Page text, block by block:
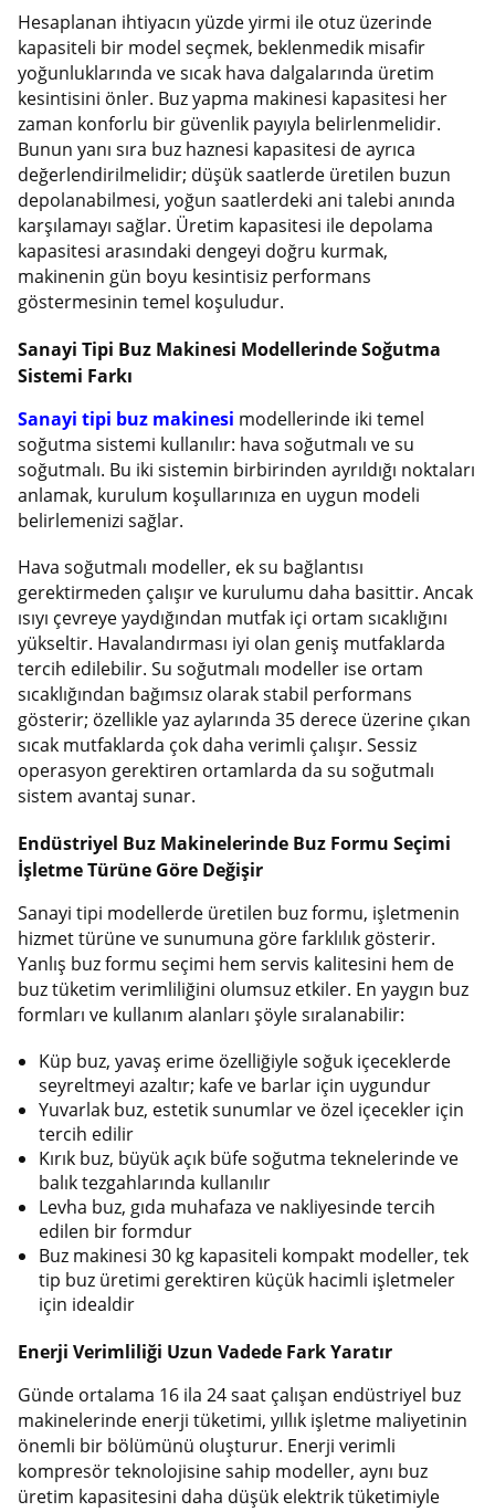
Hesaplanan ihtiyacın yüzde yirmi ile otuz üzerinde
kapasiteli bir model seçmek, beklenmedik misafir
yoğunluklarında ve sıcak hava dalgalarında üretim
kesintisini önler. Buz yapma makinesi kapasitesi her
zaman konforlu bir güvenlik payıyla belirlenmelidir.
Bunun yanı sıra buz haznesi kapasitesi de ayrıca
değerlendirilmelidir; düşük saatlerde üretilen buzun
depolanabilmesi, yoğun saatlerdeki ani talebi anında
karşılamayı sağlar. Üretim kapasitesi ile depolama
kapasitesi arasındaki dengeyi doğru kurmak,
makinenin gün boyu kesintisiz performans
göstermesinin temel koşuludur.
Sanayi Tipi Buz Makinesi Modellerinde Soğutma
Sistemi Farkı
Sanayi tipi buz makinesi modellerinde iki temel
soğutma sistemi kullanılır: hava soğutmalı ve su
soğutmalı. Bu iki sistemin birbirinden ayrıldığı noktaları
anlamak, kurulum koşullarınıza en uygun modeli
belirlemenizi sağlar.
Hava soğutmalı modeller, ek su bağlantısı
gerektirmeden çalışır ve kurulumu daha basittir. Ancak
ısıyı çevreye yaydığından mutfak içi ortam sıcaklığını
yükseltir. Havalandırması iyi olan geniş mutfaklarda
tercih edilebilir. Su soğutmalı modeller ise ortam
sıcaklığından bağımsız olarak stabil performans
gösterir; özellikle yaz aylarında 35 derece üzerine çıkan
sıcak mutfaklarda çok daha verimli çalışır. Sessiz
operasyon gerektiren ortamlarda da su soğutmalı
sistem avantaj sunar.
Endüstriyel Buz Makinelerinde Buz Formu Seçimi
İşletme Türüne Göre Değişir
Sanayi tipi modellerde üretilen buz formu, işletmenin
hizmet türüne ve sunumuna göre farklılık gösterir.
Yanlış buz formu seçimi hem servis kalitesini hem de
buz tüketim verimliliğini olumsuz etkiler. En yaygın buz
formları ve kullanım alanları şöyle sıralanabilir:
Küp buz, yavaş erime özelliğiyle soğuk içeceklerde
seyreltmeyi azaltır; kafe ve barlar için uygundur
Yuvarlak buz, estetik sunumlar ve özel içecekler için
tercih edilir
Kırık buz, büyük açık büfe soğutma teknelerinde ve
balık tezgahlarında kullanılır
Levha buz, gıda muhafaza ve nakliyesinde tercih
edilen bir formdur
Buz makinesi 30 kg kapasiteli kompakt modeller, tek
tip buz üretimi gerektiren küçük hacimli işletmeler
için idealdir
Enerji Verimliliği Uzun Vadede Fark Yaratır
Günde ortalama 16 ila 24 saat çalışan endüstriyel buz
makinelerinde enerji tüketimi, yıllık işletme maliyetinin
önemli bir bölümünü oluşturur. Enerji verimli
kompresör teknolojisine sahip modeller, aynı buz
üretim kapasitesini daha düşük elektrik tüketimiyle